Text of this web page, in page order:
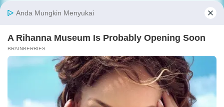
About Our Kabarbaru.co
Kabarbaru.co menyajikan berita aktual dan
inspiratif dari sudut pandang berbaik sangka
serta terverifikasi dari sumber yang tepat.
Follow Kabarbaru